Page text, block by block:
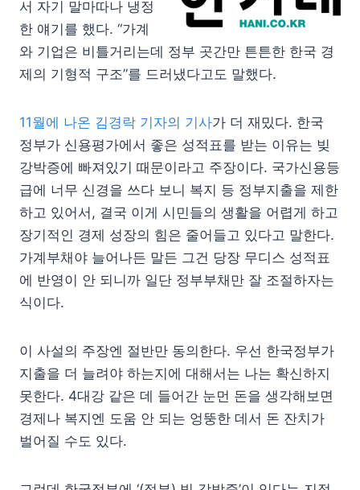
서 자기 말마따나 냉정
한 얘기를 했다. “가계
와 기업은 비틀거리는데 정부 곳간만 튼튼한 한국 경
제의 기형적 구조”를 드러냈다고도 말했다.
11월에 나온 김경락 기자의 기사가 더 재밌다. 한국
정부가 신용평가에서 좋은 성적표를 받는 이유는 빚
강박증에 빠져있기 때문이라고 주장이다. 국가신용등
급에 너무 신경을 쓰다 보니 복지 등 정부지출을 제한
하고 있어서, 결국 이게 시민들의 생활을 어렵게 하고
장기적인 경제 성장의 힘은 줄어들고 있다고 말한다.
가계부채야 늘어나든 말든 그건 당장 무디스 성적표
에 반영이 안 되니까 일단 정부부채만 잘 조절하자는
식이다.
이 사설의 주장엔 절반만 동의한다. 우선 한국정부가
지출을 더 늘려야 하는지에 대해서는 나는 확신하지
못한다. 4대강 같은 데 들어간 눈먼 돈을 생각해보면
경제나 복지엔 도움 안 되는 엉뚱한 데서 돈 잔치가
벌어질 수도 있다.